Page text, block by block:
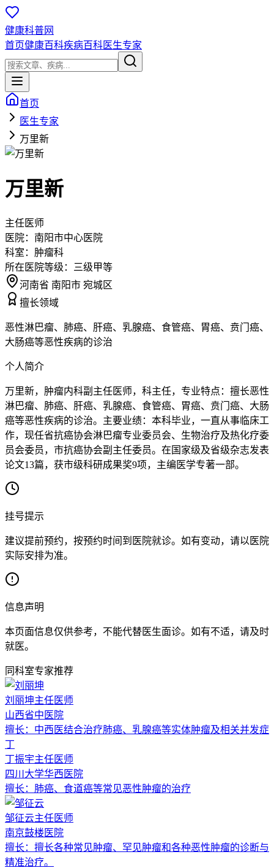
健康科普网
首页健康百科疾病百科医生专家
首页
医生专家
万里新
万里新
主任医师
医院： 南阳市中心医院
科室： 肿瘤科
所在医院等级：
三级甲等
河南省 南阳市 宛城区
擅长领域
恶性淋巴瘤、肺癌、肝癌、乳腺癌、食管癌、胃癌、贲门癌、
大肠癌等恶性疾病的诊治
个人简介
万里新，肿瘤内科副主任医师，科主任，专业特点：擅长恶性
淋巴瘤、肺癌、肝癌、乳腺癌、食管癌、胃癌、贲门癌、大肠
癌等恶性疾病的诊治。主要业绩：本科毕业，一直从事临床工
作，现任省抗癌协会淋巴瘤专业委员会、生物治疗及热化疗委
员会委员，市抗癌协会副主任委员。在国家级及省级杂志发表
论文13篇，获市级科研成果奖9项，主编医学专著一部。
挂号提示
建议提前预约，按预约时间到医院就诊。如有变动，请以医院
实际安排为准。
信息声明
本页面信息仅供参考，不能代替医生面诊。如有不适，请及时
就医。
同科室专家推荐
刘丽坤主任医师
山西省中医院
擅长： 中西医结合治疗肺癌、乳腺癌等实体肿瘤及相关并发症
丁
丁振宇主任医师
四川大学华西医院
擅长： 肺癌、食道癌等常见恶性肿瘤的治疗
邹征云主任医师
南京鼓楼医院
擅长： 擅长各种常见肿瘤、罕见肿瘤和各种恶性肿瘤的诊断与
精准治疗。